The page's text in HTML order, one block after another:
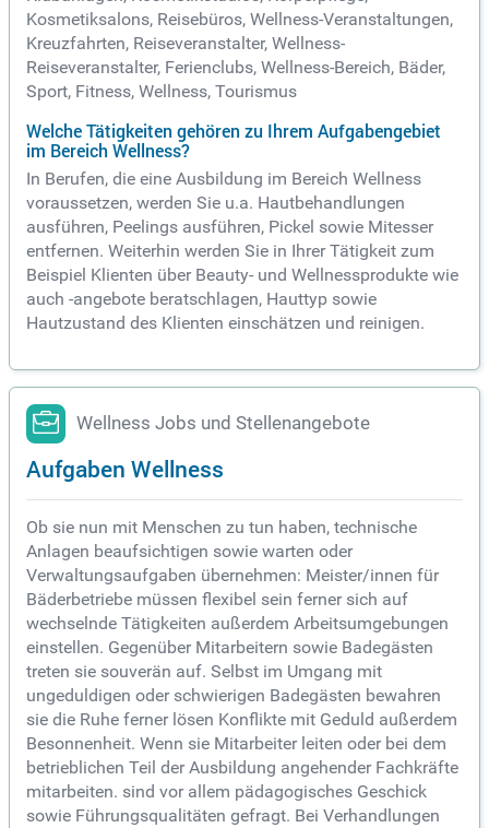
Kosmetiksalons, Reisebüros, Wellness-Veranstaltungen,
Kreuzfahrten, Reiseveranstalter, Wellness-
Reiseveranstalter, Ferienclubs, Wellness-Bereich, Bäder,
Sport, Fitness, Wellness, Tourismus
Welche Tätigkeiten gehören zu Ihrem Aufgabengebiet
im Bereich Wellness?
In Berufen, die eine Ausbildung im Bereich Wellness
voraussetzen, werden Sie u.a. Hautbehandlungen
ausführen, Peelings ausführen, Pickel sowie Mitesser
entfernen. Weiterhin werden Sie in Ihrer Tätigkeit zum
Beispiel Klienten über Beauty- und Wellnessprodukte wie
auch -angebote beratschlagen, Hauttyp sowie
Hautzustand des Klienten einschätzen und reinigen.
Wellness Jobs und Stellenangebote
Aufgaben Wellness
Ob sie nun mit Menschen zu tun haben, technische
Anlagen beaufsichtigen sowie warten oder
Verwaltungsaufgaben übernehmen: Meister/innen für
Bäderbetriebe müssen flexibel sein ferner sich auf
wechselnde Tätigkeiten außerdem Arbeitsumgebungen
einstellen. Gegenüber Mitarbeitern sowie Badegästen
treten sie souverän auf. Selbst im Umgang mit
ungeduldigen oder schwierigen Badegästen bewahren
sie die Ruhe ferner lösen Konflikte mit Geduld außerdem
Besonnenheit. Wenn sie Mitarbeiter leiten oder bei dem
betrieblichen Teil der Ausbildung angehender Fachkräfte
mitarbeiten. sind vor allem pädagogisches Geschick
sowie Führungsqualitäten gefragt. Bei Verhandlungen